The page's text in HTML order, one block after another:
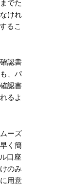
でた
けれ
るこ
認書
、パ
認書
るよ
ーズ
く簡
口座
のみ
用意